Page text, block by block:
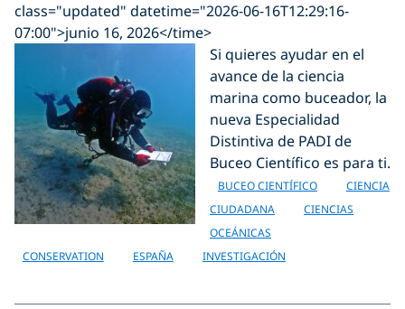
class="updated" datetime="2026-06-16T12:29:16-
07:00">junio 16, 2026</time>
Si quieres ayudar en el
avance de la ciencia
marina como buceador, la
nueva Especialidad
Distintiva de PADI de
Buceo Científico es para ti.
BUCEO CIENTÍFICO
CIENCIA
CIUDADANA
CIENCIAS
OCEÁNICAS
CONSERVATION
ESPAÑA INVESTIGACIÓN